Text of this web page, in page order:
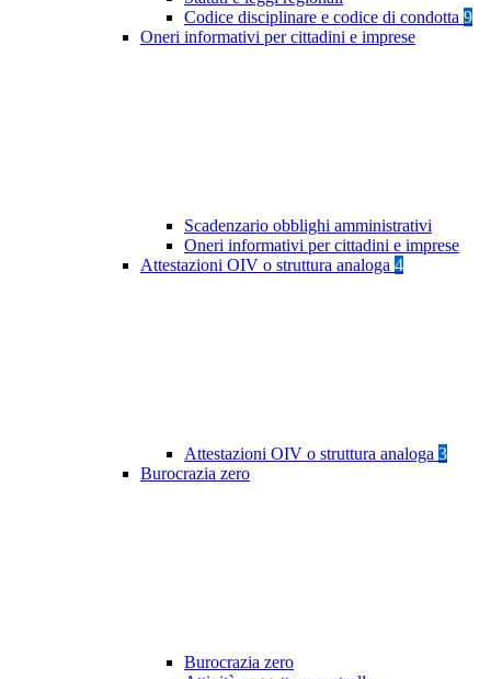
Codice disciplinare e codice di condotta 9
Oneri informativi per cittadini e imprese
Scadenzario obblighi amministrativi
Oneri informativi per cittadini e imprese
Attestazioni OIV o struttura analoga 4
Attestazioni OIV o struttura analoga 3
Burocrazia zero
Burocrazia zero